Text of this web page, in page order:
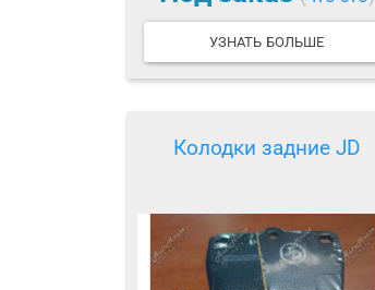
УЗНАТЬ БОЛЬШЕ
Колодки задние JD